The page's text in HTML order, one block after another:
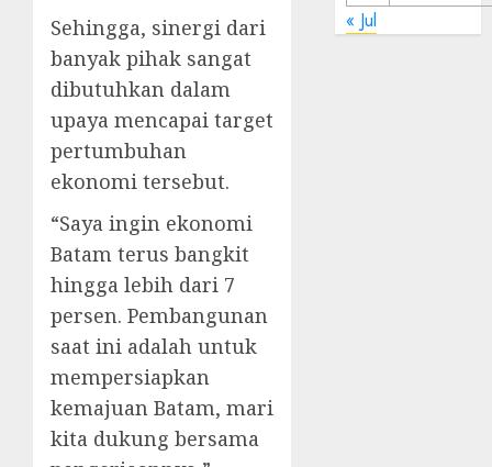
Sehingga, sinergi dari
banyak pihak sangat
dibutuhkan dalam
upaya mencapai target
pertumbuhan
ekonomi tersebut.
“Saya ingin ekonomi
Batam terus bangkit
hingga lebih dari 7
persen. Pembangunan
saat ini adalah untuk
mempersiapkan
kemajuan Batam, mari
kita dukung bersama
« Jul